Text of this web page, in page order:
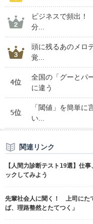
ビジネスで頻出！
分...
頭に残るあのメロ
覚...
4位
全国の「グーとパ
に違う
5位
「閾値」を簡単
い...
関連リンク
【人間力診断テスト19選】仕
ックしてみよう
先輩社会人に聞く！ 上司にた
ば、理路整然とたてつく」